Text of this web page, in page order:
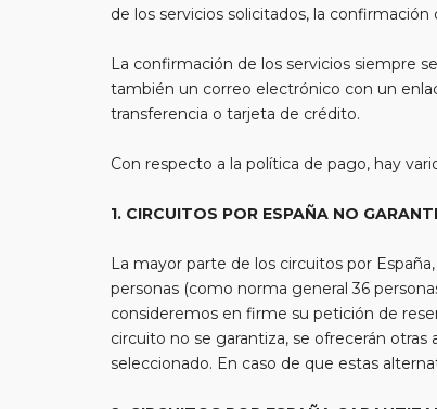
de los servicios solicitados, la
La confirmación de los servicios siempre
también un correo electrónico con un
transferencia o tarjeta de crédito.
Con respecto a la política de pago, hay
1. CIRCUITOS POR ESPAÑA NO
La mayor parte de los circuitos por
personas (como norma general 36
consideremos en firme su petición de
circuito no se garantiza, se ofrecerán
seleccionado. En caso de que estas